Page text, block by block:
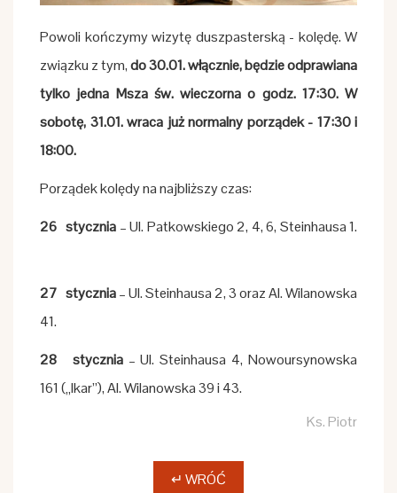
Powoli kończymy wizytę duszpasterską - kolędę. W
związku z tym,do 30.01. włącznie, będzie odprawiana
tylko jedna Msza św. wieczorna o godz. 17:30. W
sobotę, 31.01. wraca już normalny porządek - 17:30 i
18:00.
Porządek kolędy na najbliższy czas:
26stycznia – Ul. Patkowskiego 2, 4, 6, Steinhausa 1.
27 stycznia– Ul. Steinhausa 2, 3 oraz Al. Wilanowska
41.
28 stycznia– Ul. Steinhausa 4, Nowoursynowska
161 („Ikar”), Al. Wilanowska 39 i 43.
Ks. Piotr
↵ WRÓĆ